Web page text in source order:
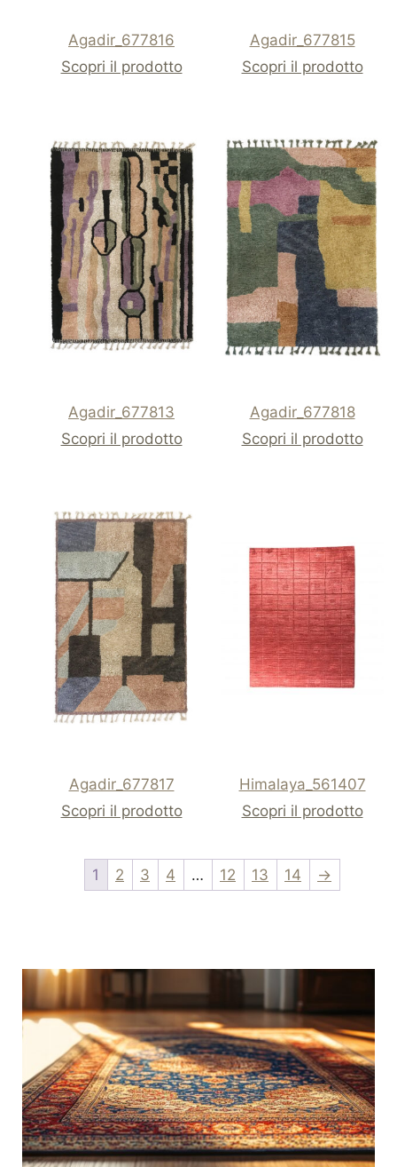
Agadir_677816
Scopri il prodotto
Agadir_677815
Scopri il prodotto
Agadir_677813
Scopri il prodotto
Agadir_677818
Scopri il prodotto
Agadir_677817
Scopri il prodotto
Himalaya_561407
Scopri il prodotto
1 2 3 4 … 12 13 14 →